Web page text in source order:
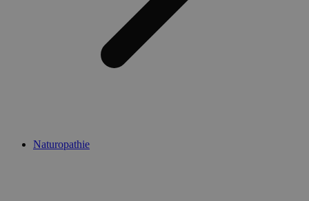
Naturopathie